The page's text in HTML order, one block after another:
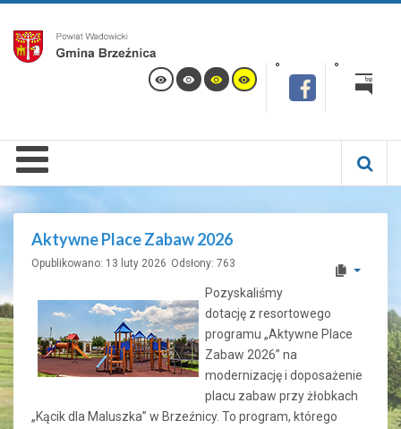
Aktywne Place Zabaw 2026
Opublikowano: 13 luty 2026 Odsłony: 763
Pozyskaliśmy
dotację z resortowego
programu „Aktywne Place
Zabaw 2026” na
modernizację i doposażenie
placu zabaw przy żłobkach
„Kącik dla Maluszka” w Brzeźnicy. To program, którego